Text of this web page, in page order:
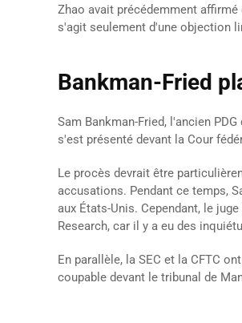
Zhao avait précédemment
s'agit seulement d'une objection
Bankman-Fried
Sam Bankman-Fried, l'ancien
s'est présenté devant la Cour
Le procès devrait être
accusations. Pendant ce temps,
aux États-Unis. Cependant, le
Research, car il y a eu des
En parallèle, la SEC et la CFTC
coupable devant le tribunal de